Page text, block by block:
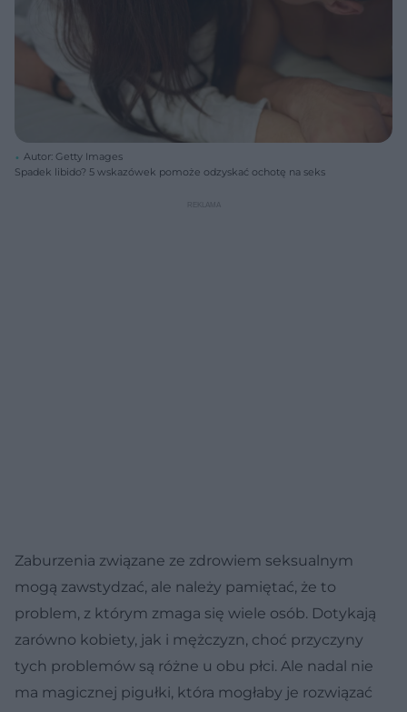
Autor: Getty Images
Spadek libido? 5 wskazówek pomoże odzyskać ochotę na seks
Zaburzenia związane ze zdrowiem seksualnym
mogą zawstydzać, ale należy pamiętać, że to
problem, z którym zmaga się wiele osób. Dotykają
zarówno kobiety, jak i mężczyzn, choć przyczyny
tych problemów są różne u obu płci. Ale nadal nie
ma magicznej pigułki, która mogłaby je rozwiązać